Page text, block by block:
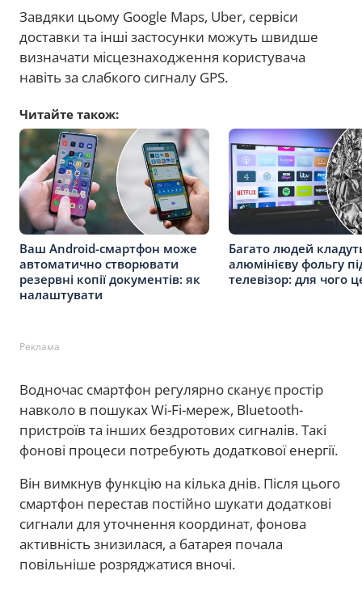
Завдяки цьому Google Maps, Uber, сервіси
доставки та інші застосунки можуть швидше
визначати місцезнаходження користувача
навіть за слабкого сигналу GPS.
Читайте також:
Ваш Android-смартфон може
автоматично створювати
резервні копії документів: як
налаштувати
Багато людей
алюмінієву фольгу
телевізор: для чого
Реклама
Водночас смартфон регулярно сканує простір
навколо в пошуках Wi-Fi-мереж, Bluetooth-
пристроїв та інших бездротових сигналів. Такі
фонові процеси потребують додаткової енергії.
Він вимкнув функцію на кілька днів. Після цього
смартфон перестав постійно шукати додаткові
сигнали для уточнення координат, фонова
активність знизилася, а батарея почала
повільніше розряджатися вночі.